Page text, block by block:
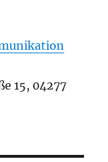
15, 04277